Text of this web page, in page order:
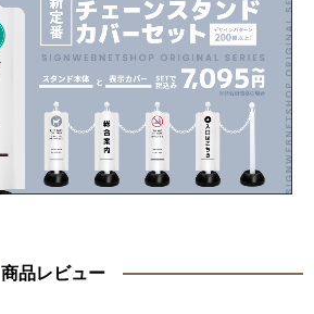
商品レビュー